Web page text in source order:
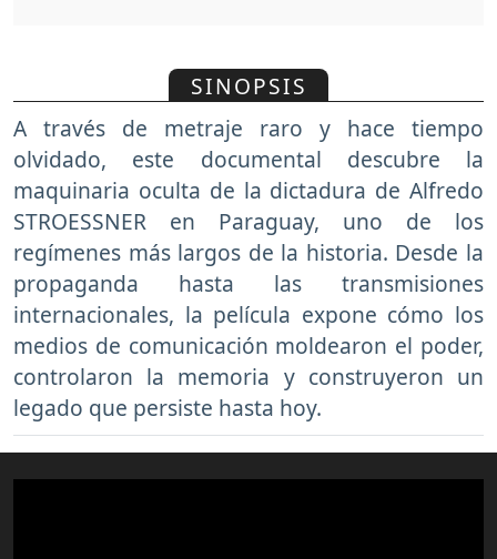
SINOPSIS
A través de metraje raro y hace tiempo
olvidado, este documental descubre la
maquinaria oculta de la dictadura de Alfredo
STROESSNER en Paraguay, uno de los
regímenes más largos de la historia. Desde la
propaganda hasta las transmisiones
internacionales, la película expone cómo los
medios de comunicación moldearon el poder,
controlaron la memoria y construyeron un
legado que persiste hasta hoy.